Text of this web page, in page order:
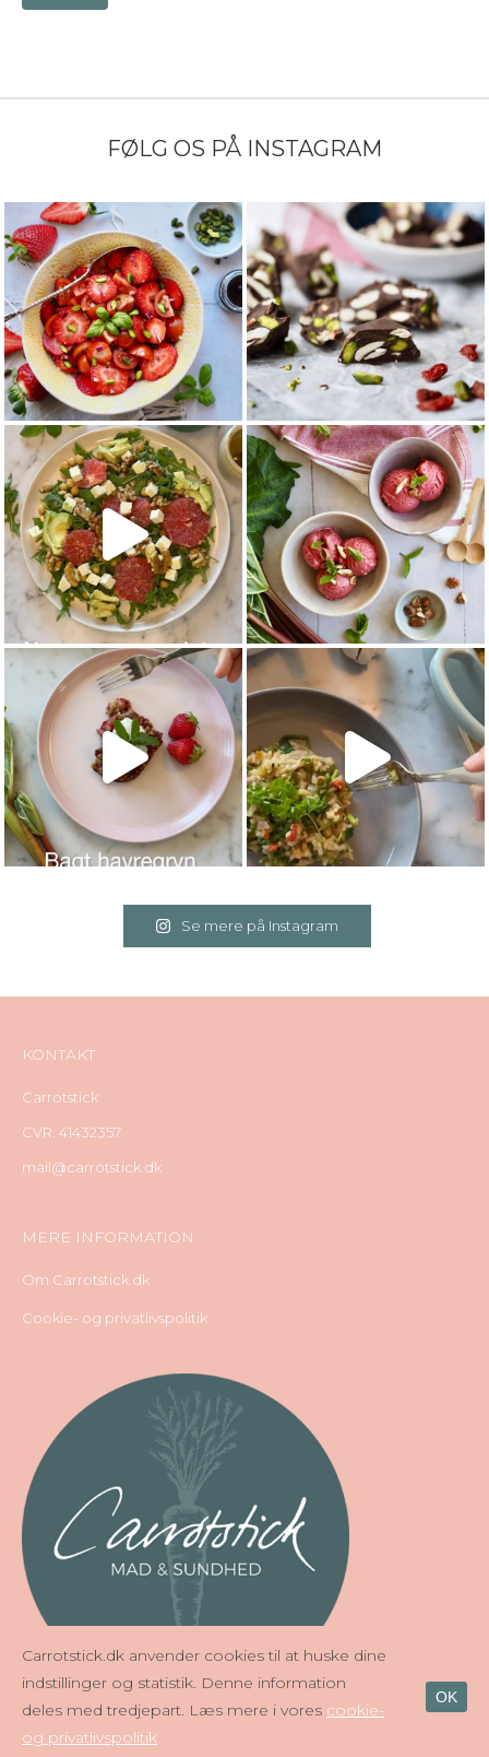
FØLG OS PÅ INSTAGRAM
Se mere på Instagram
KONTAKT
Carrotstick
CVR: 41432357
mail@carrotstick.dk
MERE INFORMATION
Om Carrotstick.dk
Cookie- og privatlivspolitik
Carrotstick.dk anvender cookies til at huske dine
indstillinger og statistik. Denne information
deles med tredjepart. Læs mere i vores cookie-
og privatlivspolitik
OK